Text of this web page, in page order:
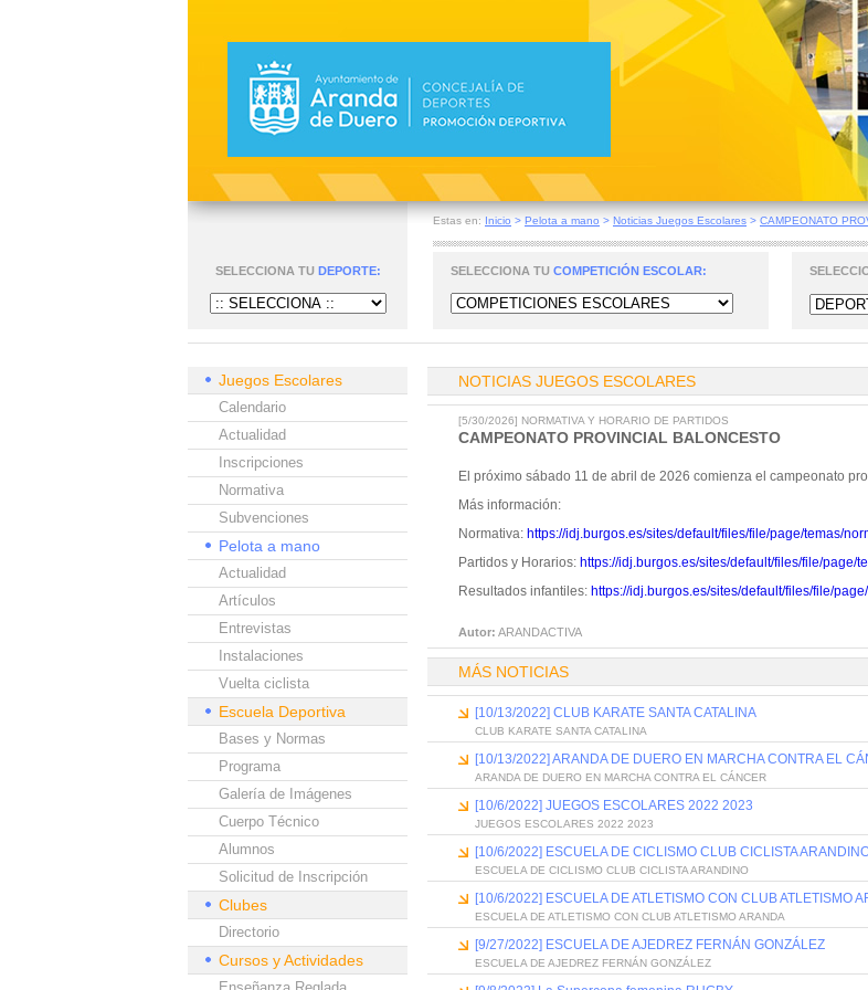
Estas en: Inicio > Pelota a mano > Noticias Juegos Escolares > CAMPEONATO
SELECCIONA TU DEPORTE: SELECCIONA TU COMPETICIÓN ESCOLAR:
Juegos Escolares
Calendario
Actualidad
Inscripciones
Normativa
Subvenciones
Pelota a mano
Actualidad
Artículos
Entrevistas
Instalaciones
Vuelta ciclista
Escuela Deportiva
Bases y Normas
Programa
Galería de Imágenes
Cuerpo Técnico
Alumnos
Solicitud de Inscripción
Clubes
Directorio
Cursos y Actividades
NOTICIAS JUEGOS ESCOLARES
[5/30/2026] NORMATIVA Y HORARIO DE PARTIDOS
CAMPEONATO PROVINCIAL BALONCESTO
El próximo sábado 11 de abril de 2026 comienza el campeonato
Más información:
Normativa: https://idj.burgos.es/sites/default/files/file/page/temas/
Partidos y Horarios: https://idj.burgos.es/sites/default/files/file/
Resultados infantiles: https://idj.burgos.es/sites/default/files/file/
Autor: ARANDACTIVA
MÁS NOTICIAS
[10/13/2022] CLUB KARATE SANTA CATALINA
CLUB KARATE SANTA CATALINA
[10/13/2022] ARANDA DE DUERO EN MARCHA CONTRA EL
ARANDA DE DUERO EN MARCHA CONTRA EL CÁNCER
[10/6/2022] JUEGOS ESCOLARES 2022 2023
JUEGOS ESCOLARES 2022 2023
[10/6/2022] ESCUELA DE CICLISMO CLUB CICLISTA
ESCUELA DE CICLISMO CLUB CICLISTA ARANDINO
[10/6/2022] ESCUELA DE ATLETISMO CON CLUB ATLETISMO
ESCUELA DE ATLETISMO CON CLUB ATLETISMO ARANDA
[9/27/2022] ESCUELA DE AJEDREZ FERNÁN GONZÁLEZ
ESCUELA DE AJEDREZ FERNÁN GONZÁLEZ